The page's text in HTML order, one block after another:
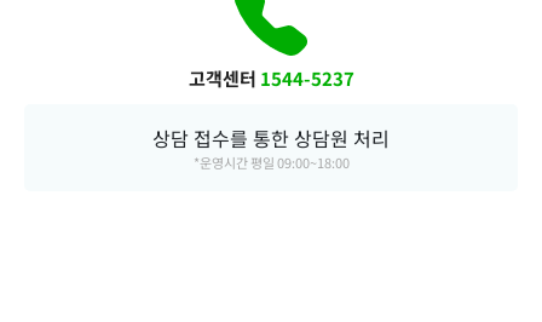
고객센터 1544-5237
상담 접수를 통한 상담원 처리
*운영시간 평일 09:00~18:00